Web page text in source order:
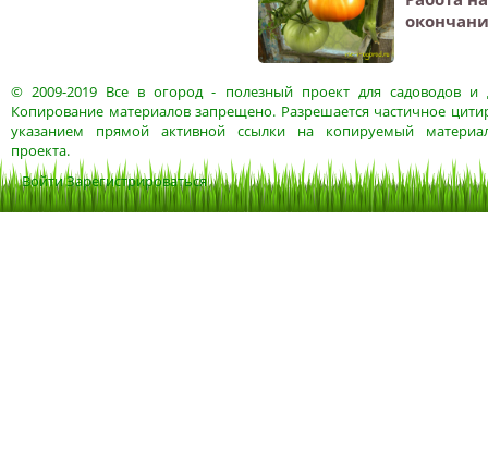
© 2009-2019 Все в огород- полезный проект для садоводов и
Копирование материалов запрещено. Разрешается частичное
указанием прямой активной ссылки на копируемый
проекта.
ВойтиЗарегистрироваться